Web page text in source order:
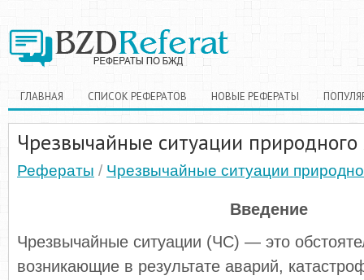
ГЛАВНАЯ СПИСОК РЕФЕРАТОВ НОВЫЕ РЕФЕРАТЫ
Чрезвычайные ситуации природного
Рефераты / Чрезвычайные ситуации
Введение
Чрезвычайные ситуации (ЧС) — это
возникающие в результате аварий,